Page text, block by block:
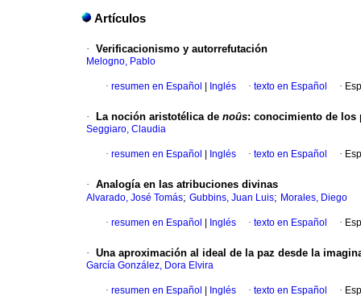
Artículos
· Verificacionismo y autorrefutación
Melogno, Pablo
· resumen en Español Inglés · texto en Español ·
· La noción aristotélica de noûs: conocimiento de
Seggiaro, Claudia
· resumen en Español Inglés · texto en Español ·
· Analogía en las atribuciones divinas
Alvarado, José Tomás; Gubbins, Juan Luis; Morales, Diego
· resumen en Español Inglés · texto en Español ·
· Una aproximación al ideal de la paz desde la
García González, Dora Elvira
· resumen en Español Inglés · texto en Español ·